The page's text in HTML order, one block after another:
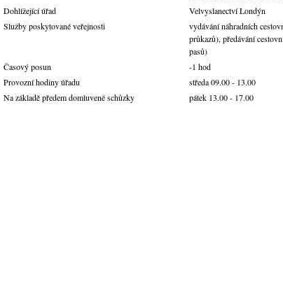
Dohlížející úřad
Velvyslanectví Londýn
Služby poskytované veřejnosti
vydávání náhradních
průkazů), předávání
pasů)
Časový posun
-1 hod
Provozní hodiny úřadu
středa 09.00 - 13.00
Na základě předem domluvené schůzky
pátek 13.00 - 17.00